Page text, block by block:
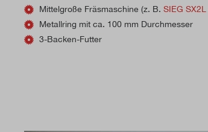
Mittelgroße Fräsmaschine (z. B. SIEG SX2L
Metallring mit ca. 100 mm Durchmesser
3-Backen-Futter